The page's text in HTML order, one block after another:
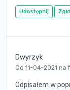
Udostępnij
Dwyrzyk
Od 11-04-2021 na
Odpisałem w